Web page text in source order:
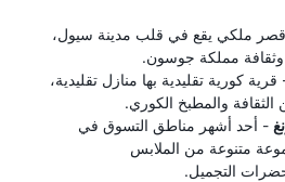
ملكي يقع في قلب مدينة سيول،
مملكة جوسون.
قرية كورية تقليدية بها منازل تقليدية،
والمطبخ الكوري.
- أحد أشهر مناطق التسوق في
متنوعة من الملابس
التجميل.